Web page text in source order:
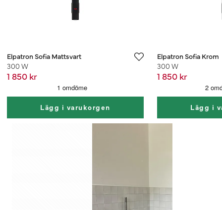
Elpatron Sofia Mattsvart
300 W
1 850 kr
Lägg i varukorgen
Elpatron Sofia Krom
300 W
1 850 kr
Lägg i